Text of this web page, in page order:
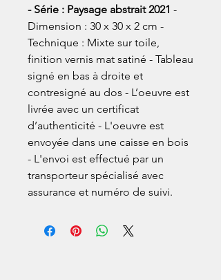
- Série : Paysage abstrait 2021 -
Dimension : 30 x 30 x 2 cm -
Technique : Mixte sur toile,
finition vernis mat satiné - Tableau
signé en bas à droite et
contresigné au dos - L’oeuvre est
livrée avec un certificat
d’authenticité - L'oeuvre est
envoyée dans une caisse en bois
- L'envoi est effectué par un
transporteur spécialisé avec
assurance et numéro de suivi.